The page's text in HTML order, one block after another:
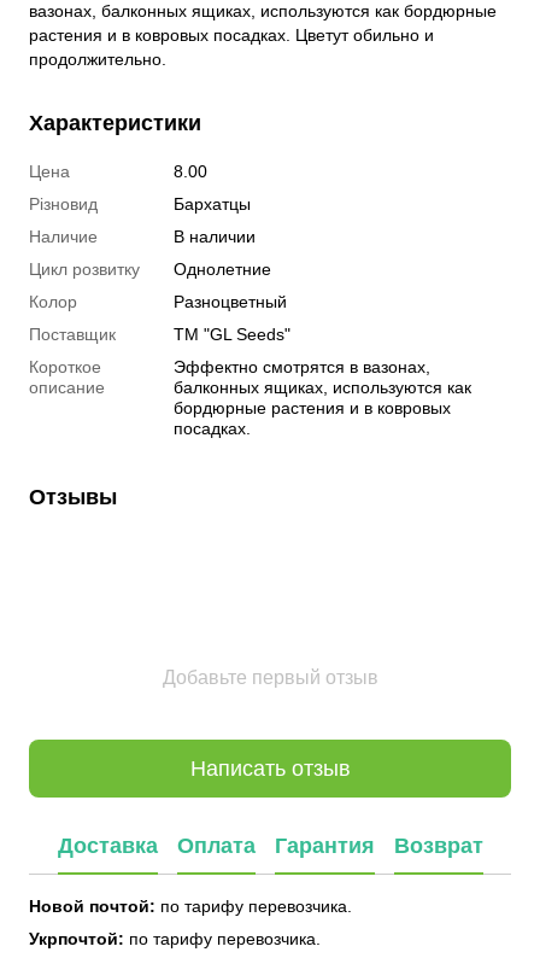
вазонах, балконных ящиках, используются как бордюрные
растения и в ковровых посадках. Цветут обильно и
продолжительно.
Характеристики
Цена
8.00
Різновид
Бархатцы
Наличие
В наличии
Цикл розвитку
Однолетние
Колор
Разноцветный
Поставщик
ТМ "GL Seeds"
Короткое
описание
Эффектно смотрятся в вазонах,
балконных ящиках, используются как
бордюрные растения и в ковровых
посадках.
Отзывы
Добавьте первый отзыв
Написать отзыв
Доставка Оплата Гарантия Возврат
Новой почтой: по тарифу перевозчика.
Укрпочтой: по тарифу перевозчика.